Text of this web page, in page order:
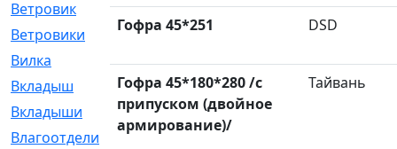
Ветровик
[132]
Ветровики
[2]
Вилка
[15]
Вкладыш
[41]
Вкладыши
[1131]
Влагоотделитель
Гофра 45*251 DSD
Гофра 45*180*280 /с
припуском (двойное
армирование)/
Тайвань